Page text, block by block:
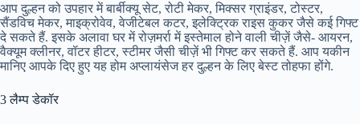
आप दुल्हन को उपहार में बार्बीक्यू सेट, रोटी मेकर, मिक्सर ग्राइंडर, टोस्टर,
सैंडविच मेकर, माइक्रोवेव, वेजीटेबल कटर, इलेक्ट्रिक राइस कुकर जैसे कई गिफ्ट
दे सकते हैं. इसके अलावा घर में रोज़मर्रा में इस्तेमाल होने वाली चीज़ें जैसे- आयरन,
वैक्यूम क्लीनर, वॉटर हीटर, स्टीमर जैसी चीज़ें भी गिफ्ट कर सकते हैं. आप यकीन
मानिए आपके दिए हुए यह होम अप्लायंसेज हर दुल्हन के लिए बेस्ट तोहफा होंगे.
3 लैम्प डेकॉर